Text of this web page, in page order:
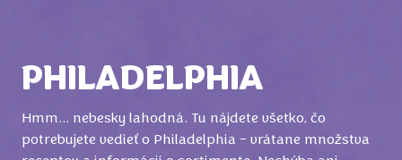
PHILADELPHIA
Hmm… nebesky lahodná. Tu nájdete všetko, čo
potrebujete vedieť o Philadelphia – vrátane množstva